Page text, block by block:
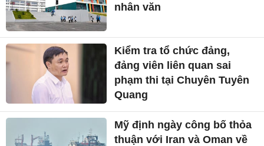
nhân văn
Kiểm tra tổ chức đảng,
đảng viên liên quan sai
phạm thi tại Chuyên Tuyên
Quang
Mỹ định ngày công bố thỏa
thuận với Iran và Oman về